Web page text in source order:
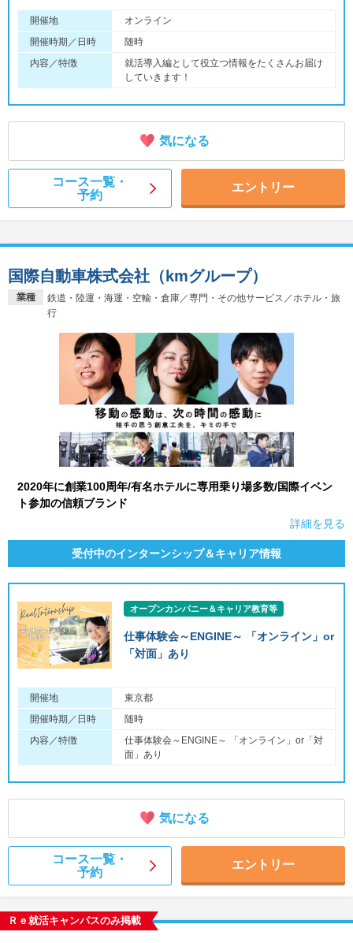
開催地
オンライン
開催時期／日時
随時
内容／特徴
就活導入編として役立つ情報をたくさんお届け
していきます！
気になる
コース一覧・
予約
エントリー
業種
鉄道・陸運・海運・空輸・倉庫／専門・その他サービス／ホテル・旅
行
国際自動車株式会社（kmグループ）
2020年に創業100周年/有名ホテルに専用乗り場多数/国際イベン
ト参加の信頼ブランド
詳細を見る
受付中のインターンシップ＆キャリア情報
オープンカンパニー＆キャリア教育等
仕事体験会～ENGINE～ 「オンライン」or
「対面」あり
開催地
東京都
開催時期／日時
随時
内容／特徴
仕事体験会～ENGINE～ 「オンライン」or「対
面」あり
気になる
コース一覧・
予約
エントリー
Ｒｅ就活キャンパスのみ掲載